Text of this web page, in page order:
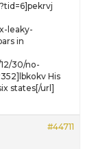
leaky-
in
30/no-
His
states[/url]
#44711